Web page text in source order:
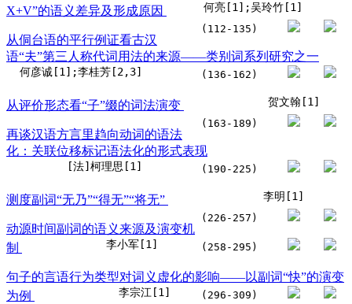
X+V”的语义差异及形成原因
何亮[1];吴玲竹[1]
(112-135)
从侗台语的平行例证看古汉
语“夫”第三人称代词用法的来源——类别词系列研究之一
何彦诚[1];李桂芳[2,3] (136-162)
从评价形态看“子”缀的词法演变 贺文翰[1]
(163-189)
再谈汉语方言里趋向动词的语法
化：关联位移标记语法化的形式表现
[法]柯理思[1] (190-225)
测度副词“无乃”“得无”“将无” 李明[1]
(226-257)
动源时间副词的语义来源及演变机
制
李小军[1] (258-295)
句子的言语行为类型对词义虚化的影响——以副词“快”的演变
为例
李宗江[1] (296-309)